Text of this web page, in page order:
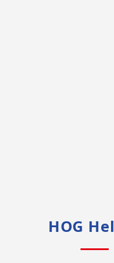
HOG